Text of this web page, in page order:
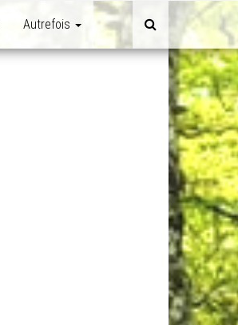
Autrefois